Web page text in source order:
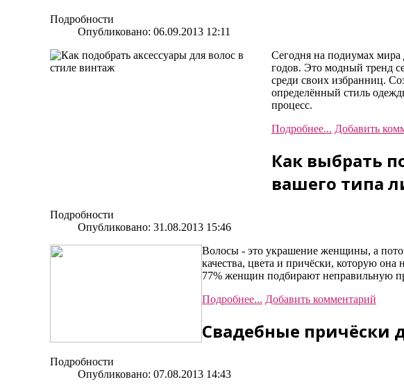
Подробности
Опубликовано: 06.09.2013 12:11
Сегодня на подиумах
годов. Это модный тренд
среди своих избранниц.
определённый стиль
процесс.
Подробнее... Добавить
Как выбрать
вашего типа
Подробности
Опубликовано: 31.08.2013 15:46
Волосы - это украшение женщины, а
качества, цвета и причёски, которую она
77% женщин подбирают неправильную
Подробнее... Добавить комментарий
Свадебные причёски
Подробности
Опубликовано: 07.08.2013 14:43